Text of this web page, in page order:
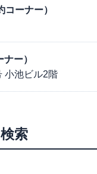
ーナー）
ー）
小池ビル2階
索